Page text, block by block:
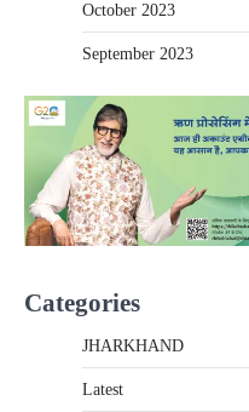
October 2023
September 2023
Categories
JHARKHAND
Latest